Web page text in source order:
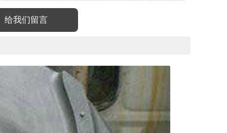
给我们留言